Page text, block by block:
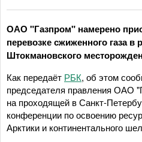
ОАО "Газпром" намерено
перевозке сжиженного газа в
Штокмановского
Как передаёт РБК, об этом
председателя правления ОАО
на проходящей в Санкт-
конференции по освоению
Арктики и континентального